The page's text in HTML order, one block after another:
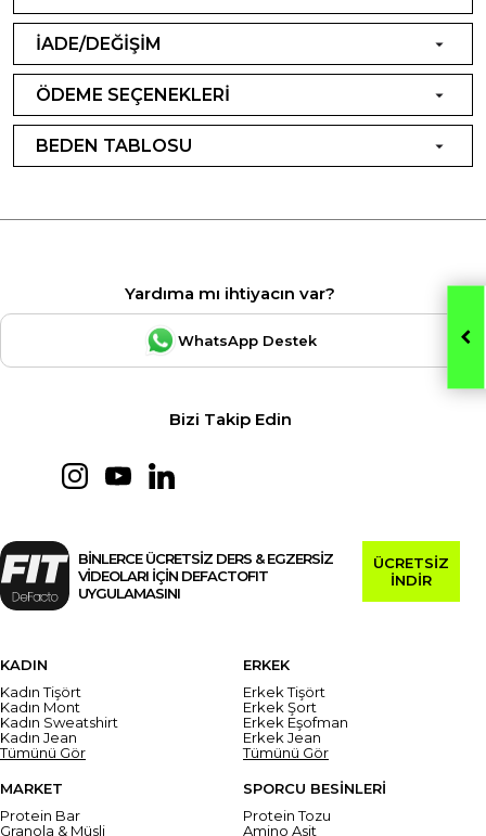
İADE/DEĞİŞİM
ÖDEME SEÇENEKLERİ
BEDEN TABLOSU
Yardıma mı ihtiyacın var?
WhatsApp Destek
Bizi Takip Edin
BİNLERCE ÜCRETSİZ DERS & EGZERSİZ
VİDEOLARI İÇİN DEFACTOFIT
UYGULAMASINI
ÜCRETSİZ
İNDİR
KADIN
Kadın Tişört
Kadın Mont
Kadın Sweatshirt
Kadın Jean
Tümünü Gör
ERKEK
Erkek Tişört
Erkek Şort
Erkek Eşofman
Erkek Jean
Tümünü Gör
MARKET
Protein Bar
Granola & Müsli
SPORCU BESİNLERİ
Protein Tozu
Amino Asit